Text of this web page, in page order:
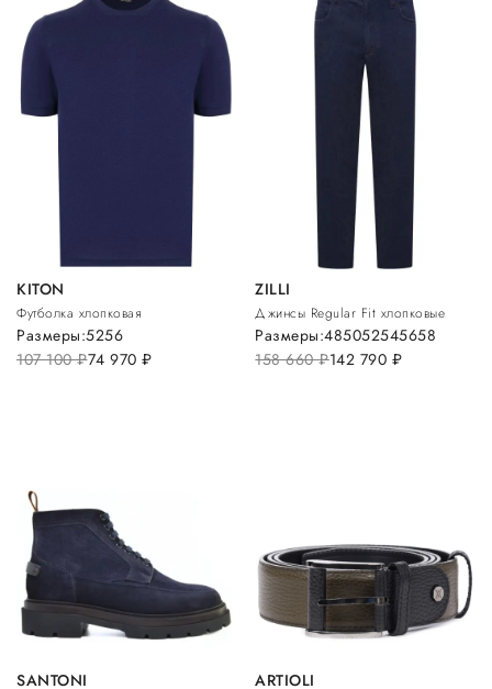
KITON
Футболка хлопковая
107 100руб.74 970 руб.
Размеры:5256
ZILLI
Джинсы Regular Fit хлопковые
158 660руб.142 790 руб.
Размеры:485052545658
SANTONI ARTIOLI